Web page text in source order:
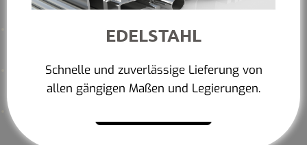
EDELSTAHL
Schnelle und zuverlässige Lieferung von
allen gängigen Maßen und Legierungen.